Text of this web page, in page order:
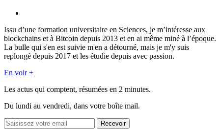
Issu d’une formation universitaire en Sciences, je m’intéresse aux
blockchains et à Bitcoin depuis 2013 et en ai même miné à l’époque.
La bulle qui s'en est suivie m'en a détourné, mais je m'y suis
replongé depuis 2017 et les étudie depuis avec passion.
En voir +
Les actus qui comptent, résumées en 2 minutes.
Du lundi au vendredi, dans votre boîte mail.
Recevoir